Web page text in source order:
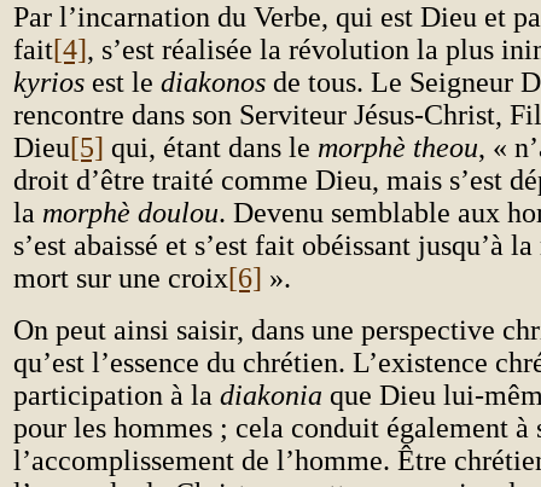
Par l’incarnation du Verbe, qui est Dieu et
fait[4], s’est réalisée la révolution la plus
kyrios est le diakonos de tous. Le Seigneur
rencontre dans son Serviteur Jésus-Christ,
Dieu[5] qui, étant dans le morphè theou, «
droit d’être traité comme Dieu, mais s’est
la morphè doulou. Devenu semblable aux
s’est abaissé et s’est fait obéissant jusqu’à
mort sur une croix[6] ».
On peut ainsi saisir, dans une perspective
qu’est l’essence du chrétien. L’existence
participation à la diakonia que Dieu lui-
pour les hommes ; cela conduit également à
l’accomplissement de l’homme. Être